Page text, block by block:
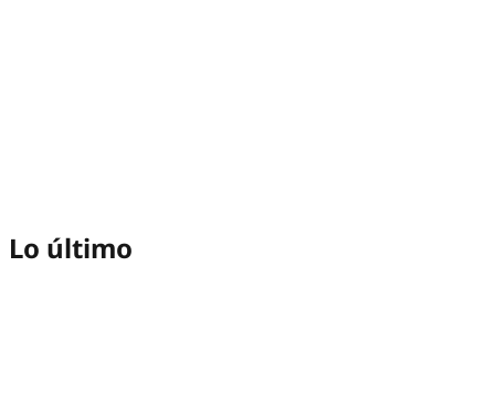
Lo último